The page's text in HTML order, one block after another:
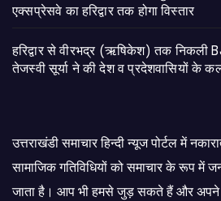
एक्सप्रेसवे का हरिद्वार तक होगा विस्तार
​हरिद्वार से वीरभद्र (ऋषिकेश) तक निकली
तेजस्वी सूर्या ने की देश व प्रदेशवासियों के
उत्तराखंडी समाचार हिन्दी न्यूज पोर्टल में
सामाजिक गतिविधियों को समाचार के रूप में
जाता है। आप भी हमसे जुड़ सकते हैं और अपने